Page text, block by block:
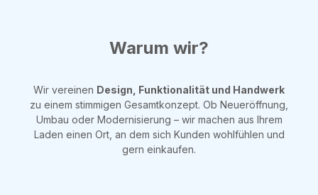
Warum wir?
Wir vereinen Design, Funktionalität und Handwerk
zu einem stimmigen Gesamtkonzept. Ob Neueröffnung,
Umbau oder Modernisierung – wir machen aus Ihrem
Laden einen Ort, an dem sich Kunden wohlfühlen und
gern einkaufen.